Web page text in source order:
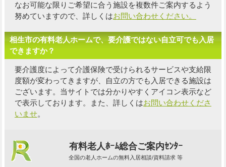
なお可能な限り ご希望に合う施設を複数件ご案内するよう
努めていますので、詳しくはお問い合わせください。
相生市の有料老人ホームで、要介護ではない自立可でも入居
できますか？
要介護度によって介護保険で受けられるサービスや支給限
度額が変わってきますが、自立の方でも入居できる施設は
ございます。当サイトでは分かりやすくアイコン表示など
で表示しております。また、詳しくはお問い合わせくださ
いませ。
有料老人ﾎｰﾑ総合ご案内ｾﾝﾀｰ
全国の老人ホームの無料入居相談/資料請求 等